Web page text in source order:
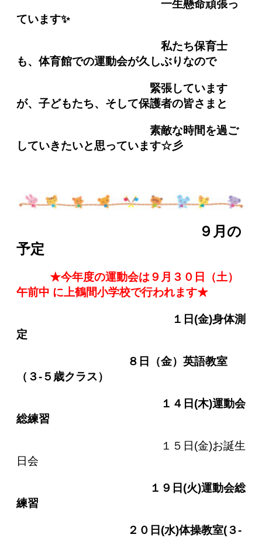
一生懸命頑張っ
ています✨
私たち保育士
も、体育館での運動会が久しぶりなので
緊張しています
が、子どもたち、そして保護者の皆さまと
素敵な時間を過ご
していきたいと思っています☆彡
９ 月の
予定
★今年度の運動会は９月３０日（土）
午前中 に上鶴間小学校で行われます★
１ 日(金)身体測
定
８ 日（金）英語教室
（３-５歳クラス）
１４日(木)運動会
総練習
１５日(金)お誕生
日会
１９日(火)運動会総
練習
２０日(水)体操教室(３‐